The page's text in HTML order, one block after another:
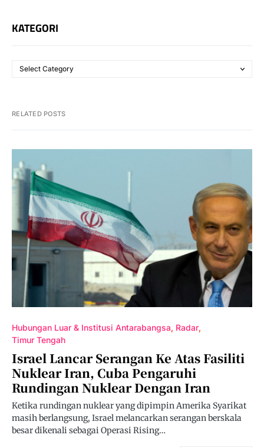
KATEGORI
RELATED POSTS
Hubungan Luar & Institusi Antarabangsa Radar
Timur Tengah
Israel Lancar Serangan Ke Atas Fasiliti
Nuklear Iran, Cuba Pengaruhi
Rundingan Nuklear Dengan Iran
Ketika rundingan nuklear yang dipimpin Amerika Syarikat
masih berlangsung, Israel melancarkan serangan berskala
besar dikenali sebagai Operasi Rising…